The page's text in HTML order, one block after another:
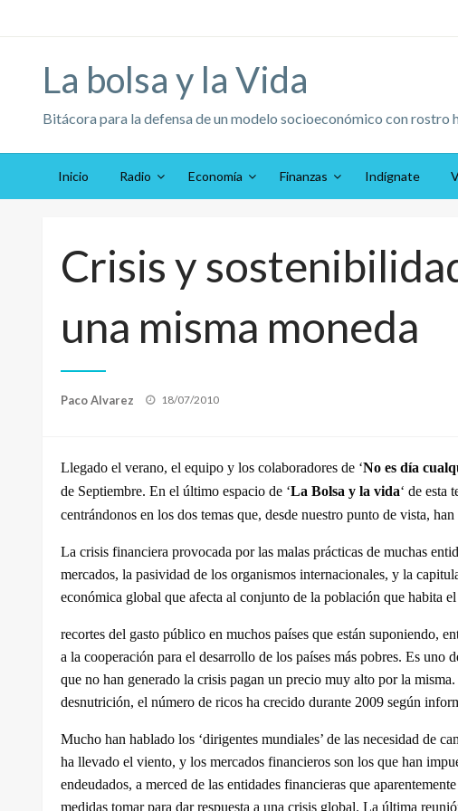
al
La bolsa y la Vida
Bitácora para la defensa de un modelo socioeconómico con rostro
Inicio Radio Economía Finanzas Indígnate
Crisis y
una misma moneda
Paco Alvarez
Publicado
18/07/2010
Llegado el verano, el equipo y los colaboradores de ‘No es día
de Septiembre. En el último espacio de ‘La Bolsa y la vida‘ de esta
centrándonos en los dos temas que, desde nuestro punto de vista,
La crisis financiera provocada por las malas prácticas de muchas
mercados, la pasividad de los organismos internacionales, y la
económica global que afecta al conjunto de la población que habita
recortes del gasto público en muchos países que están suponiendo,
a la cooperación para el desarrollo de los países más pobres. Es uno
que no han generado la crisis pagan un precio muy alto por la
desnutrición, el número de ricos ha crecido durante 2009 según
Mucho han hablado los ‘dirigentes mundiales’ de las necesidad de
ha llevado el viento, y los mercados financieros son los que han
endeudados, a merced de las entidades financieras que
medidas tomar para dar respuesta a una crisis global. La última